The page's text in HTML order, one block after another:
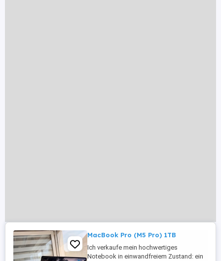
MacBook Pro (M5 Pro) 1TB
Ich verkaufe mein hochwertiges
Notebook in einwandfreiem Zustand: ein